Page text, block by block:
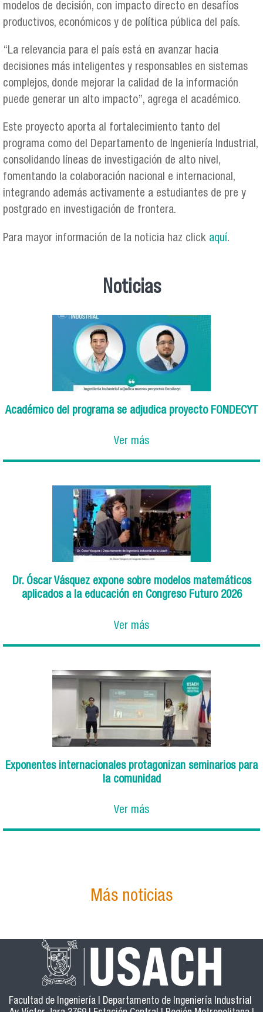
modelos de decisión, con impacto directo en desafíos
productivos, económicos y de política pública del país.
“La relevancia para el país está en avanzar hacia
decisiones más inteligentes y responsables en sistemas
complejos, donde mejorar la calidad de la información
puede generar un alto impacto”, agrega el académico.
Este proyecto aporta al fortalecimiento tanto del
programa como del Departamento de Ingeniería Industrial,
consolidando líneas de investigación de alto nivel,
fomentando la colaboración nacional e internacional,
integrando además activamente a estudiantes de pre y
postgrado en investigación de frontera.
Para mayor información de la noticia haz click aquí.
Noticias
Académico del programa se adjudica proyecto FONDECYT
Ver más
Dr. Óscar Vásquez expone sobre modelos matemáticos
aplicados a la educación en Congreso Futuro 2026
Ver más
Exponentes internacionales protagonizan seminarios para
la comunidad
Ver más
Más noticias
Facultad de Ingeniería | Departamento de Ingeniería Industrial